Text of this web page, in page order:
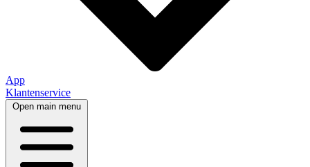
App
Klantenservice
Open main menu